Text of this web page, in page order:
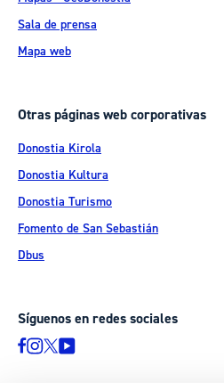
Sala de prensa
Mapa web
Otras páginas web corporativas
Donostia Kirola
Donostia Kultura
Donostia Turismo
Fomento de San Sebastián
Dbus
Síguenos en redes sociales